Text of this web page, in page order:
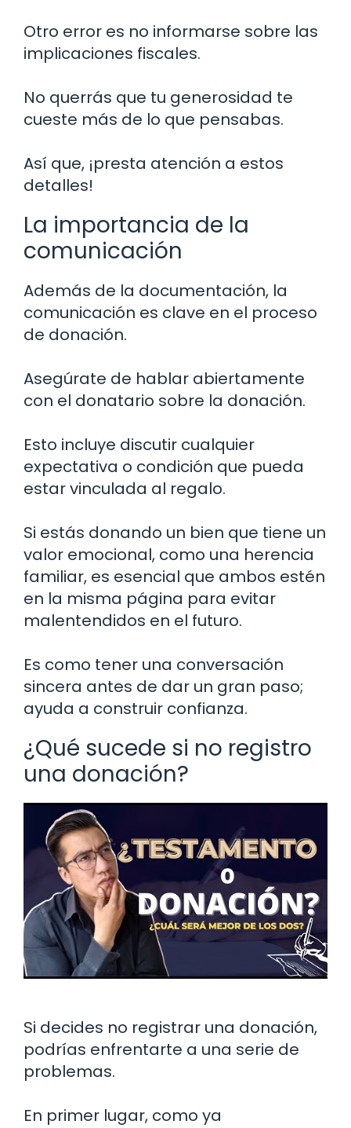
Otro error es no informarse sobre las
implicaciones fiscales.
No querrás que tu generosidad te
cueste más de lo que pensabas.
Así que, ¡presta atención a estos
detalles!
La importancia de la
comunicación
Además de la documentación, la
comunicación es clave en el proceso
de donación.
Asegúrate de hablar abiertamente
con el donatario sobre la donación.
Esto incluye discutir cualquier
expectativa o condición que pueda
estar vinculada al regalo.
Si estás donando un bien que tiene un
valor emocional, como una herencia
familiar, es esencial que ambos estén
en la misma página para evitar
malentendidos en el futuro.
Es como tener una conversación
sincera antes de dar un gran paso;
ayuda a construir confianza.
¿Qué sucede si no registro
una donación?
Si decides no registrar una donación,
podrías enfrentarte a una serie de
problemas.
En primer lugar, como ya